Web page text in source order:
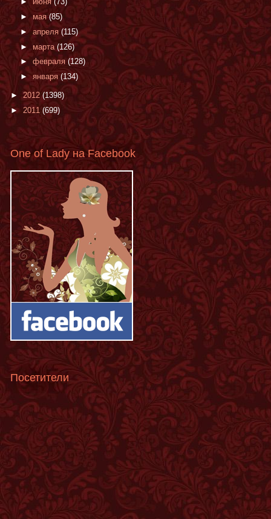
►мая(85)
► апреля (115)
► марта (126)
► февраля (128)
► января(134)
►2012(1398)
► 2011 (699)
One of Lady на Facebook
Посетители